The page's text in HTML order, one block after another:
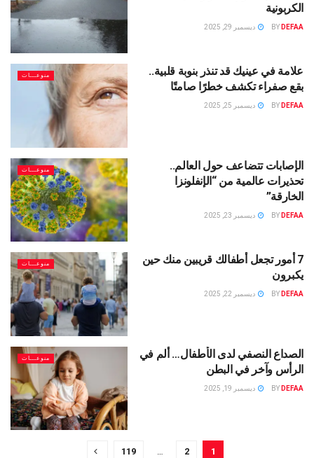
الكربونية
BY DEFAA ديسمبر 29, 2025
منوعـــات
علامة في عينيك قد تنذر بنوبة قلبية..
بقع صفراء تكشف خطرًا صامتًا
BY DEFAA ديسمبر 25, 2025
منوعـــات
الإصابات تتضاعف حول العالم..
تحذيرات عالمية من “الإنفلونزا
الخارقة”
BY DEFAA ديسمبر 23, 2025
منوعـــات
7 أمور تجعل أطفالك قريبين منك حين
يكبرون
BY DEFAA ديسمبر 22, 2025
منوعـــات
الصداع النصفي لدى الأطفال… ألم في
الرأس وآخر في البطن
BY DEFAA ديسمبر 19, 2025
1
2
…
119